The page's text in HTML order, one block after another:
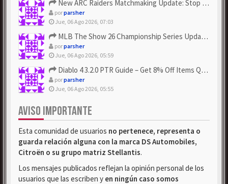
New ARC Raiders Matchmaking Update: Stop Failed - Grab Bluep...
porparsher
Jue, 06 Ago 2026, 07:03
MLB The Show 26 Championship Series Update! Get Cheap & ...
porparsher
Jue, 06 Ago 2026, 05:59
Diablo 4 3.2.0 PTR Guide – Get 8% Off Items Quickly to Test ...
porparsher
Jue, 06 Ago 2026, 05:55
AVISO IMPORTANTE
Esta comunidad de usuarios no pertenece, representa o
guarda relación alguna con la marca DS Automobiles,
Citroën o su grupo matriz Stellantis.
Los mensajes publicados reflejan la opinión personal de los
usuarios que las escriben y en ningún caso somos